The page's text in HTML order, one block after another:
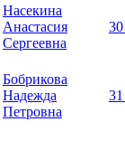
Насекина
Анастасия
Сергеевна
Бобрикова
Надежда
Петровна